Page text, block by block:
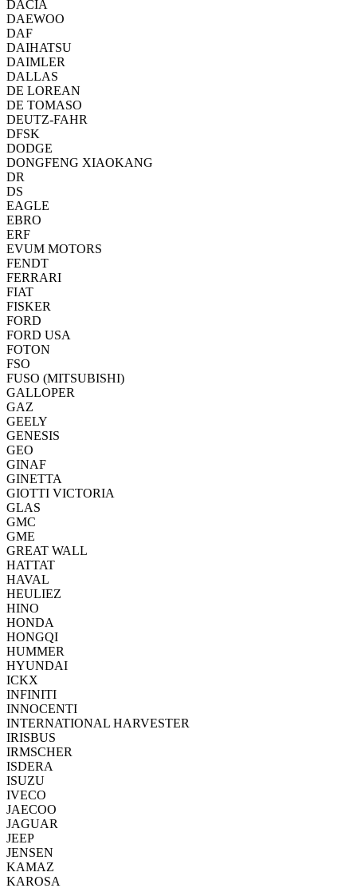
DACIA
DAEWOO
DAF
DAIHATSU
DAIMLER
DALLAS
DE LOREAN
DE TOMASO
DEUTZ-FAHR
DFSK
DODGE
DONGFENG XIAOKANG
DR
DS
EAGLE
EBRO
ERF
EVUM MOTORS
FENDT
FERRARI
FIAT
FISKER
FORD
FORD USA
FOTON
FSO
FUSO (MITSUBISHI)
GALLOPER
GAZ
GEELY
GENESIS
GEO
GINAF
GINETTA
GIOTTI VICTORIA
GLAS
GMC
GME
GREAT WALL
HATTAT
HAVAL
HEULIEZ
HINO
HONDA
HONGQI
HUMMER
HYUNDAI
ICKX
INFINITI
INNOCENTI
INTERNATIONAL HARVESTER
IRISBUS
IRMSCHER
ISDERA
ISUZU
IVECO
JAECOO
JAGUAR
JEEP
JENSEN
KAMAZ
KAROSA